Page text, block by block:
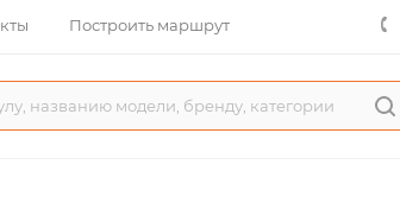
Построить маршрут